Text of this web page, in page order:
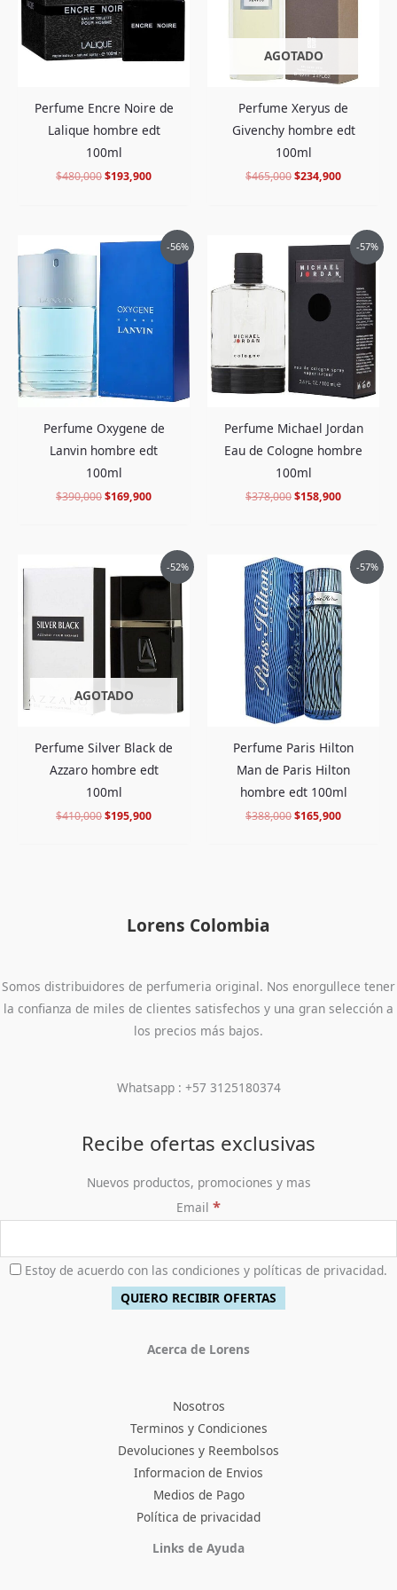
Perfume Encre Noire de
Lalique hombre edt
100ml
$480,000$193,900
AGOTADO
Perfume Xeryus de
Givenchy hombre edt
100ml
$465,000$234,900
-56%
Perfume Oxygene de
Lanvin hombre edt
100ml
$390,000
El
$169,900
El
precio
actual
-57%
Perfume Michael Jordan
Eau de Cologne hombre
100ml
$378,000
original
era:
$378,000.
$158,900
El
precio
actual
es:
$158,900.
-52%
AGOTADO
Perfume Silver Black de
Azzaro hombre edt
100ml
$410,000
precio
$410,000.
$195,900
precio
actual
$195,900.
-57%
Perfume Paris Hilton
Man de Paris Hilton
hombre edt 100ml
$388,000
El
precio
original
era:
$388,000.
$165,900
precio
actual
es:
$165,900.
Lorens Colombia
Somos distribuidores de perfumeria original. Nos enorgullece tener
la confianza de miles de clientes satisfechos y una gran selección a
los precios más bajos.
Whatsapp : +57 3125180374
Recibe ofertas exclusivas
Nuevos productos, promociones y mas
Email *
Estoy de acuerdo con las condiciones y políticas de privacidad.
Acerca de Lorens
Nosotros
Terminos y Condiciones
Devoluciones y Reembolsos
Informacion de Envios
Medios de Pago
Política de privacidad
Links de Ayuda